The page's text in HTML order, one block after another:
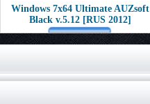
Windows 7х64 Ultimate AUZsoft
Black v.5.12 [RUS 2012]